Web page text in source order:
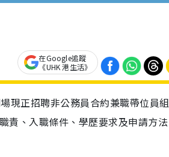
在Google追蹤
《UHK 港生活》
現正招聘非公務員合約兼職帶位員組
責、入職條件、學歷要求及申請方法